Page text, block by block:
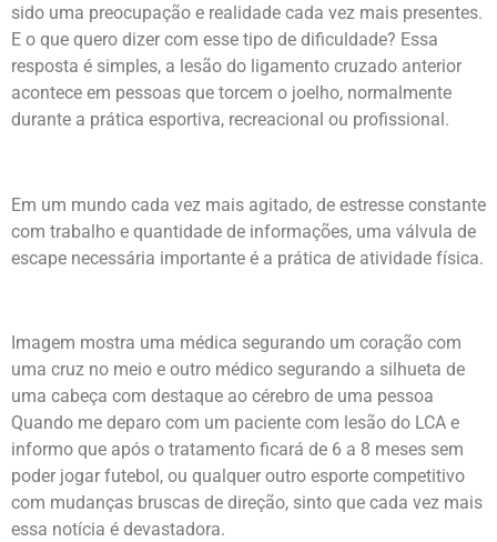
sido uma preocupação e realidade cada vez mais presentes.
E o que quero dizer com esse tipo de dificuldade? Essa
resposta é simples, a lesão do ligamento cruzado anterior
acontece em pessoas que torcem o joelho, normalmente
durante a prática esportiva, recreacional ou profissional.
Em um mundo cada vez mais agitado, de estresse constante
com trabalho e quantidade de informações, uma válvula de
escape necessária importante é a prática de atividade física.
Imagem mostra uma médica segurando um coração com
uma cruz no meio e outro médico segurando a silhueta de
uma cabeça com destaque ao cérebro de uma pessoa
Quando me deparo com um paciente com lesão do LCA e
informo que após o tratamento ficará de 6 a 8 meses sem
poder jogar futebol, ou qualquer outro esporte competitivo
com mudanças bruscas de direção, sinto que cada vez mais
essa notícia é devastadora.